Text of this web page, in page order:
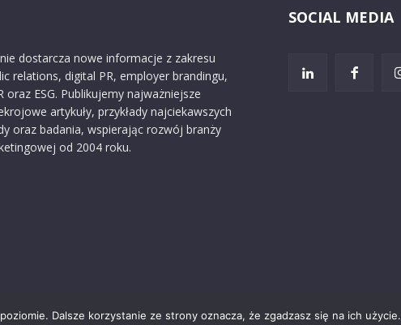
dostarcza nowe informacje z zakresu
relations, digital PR, employer brandingu,
oraz ESG. Publikujemy najważniejsze
artykuły, przykłady najciekawszych
oraz badania, wspierając rozwój branży
od 2004 roku.
SOCIAL MEDIA
Dalsze korzystanie ze strony oznacza, że zgadzasz się na ich użycie.